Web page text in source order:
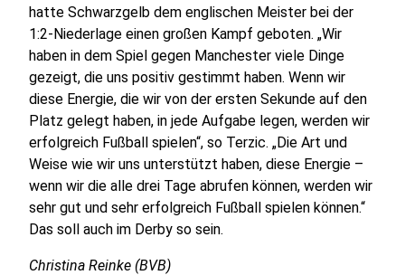
hatte Schwarzgelb dem englischen Meister bei der
1:2-Niederlage einen großen Kampf geboten. „Wir
haben in dem Spiel gegen Manchester viele Dinge
gezeigt, die uns positiv gestimmt haben. Wenn wir
diese Energie, die wir von der ersten Sekunde auf den
Platz gelegt haben, in jede Aufgabe legen, werden wir
erfolgreich Fußball spielen“, so Terzic. „Die Art und
Weise wie wir uns unterstützt haben, diese Energie –
wenn wir die alle drei Tage abrufen können, werden wir
sehr gut und sehr erfolgreich Fußball spielen können.“
Das soll auch im Derby so sein.
Christina Reinke (BVB)